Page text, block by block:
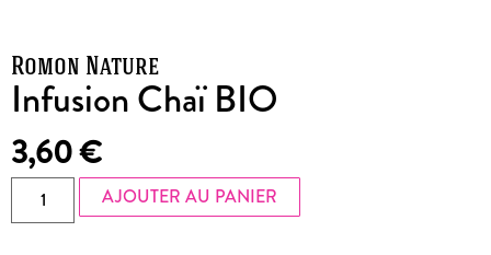
Romon Nature
Infusion Chaï BIO
3,60€
AJOUTER AU PANIER